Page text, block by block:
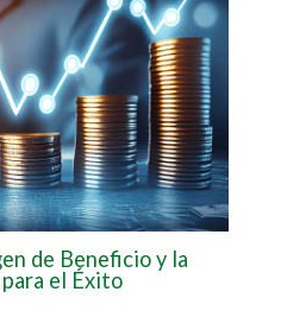
de Beneficio y la
el Éxito